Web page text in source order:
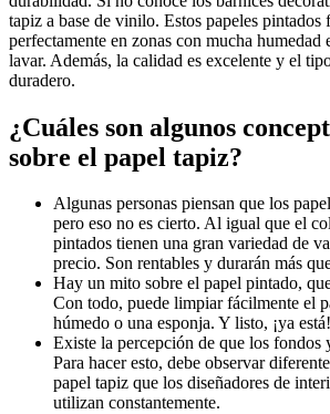
tapiz a base de vinilo. Estos papeles pintados
perfectamente en zonas con mucha humedad
lavar. Además, la calidad es excelente y el
duradero.
¿Cuáles son algunos
sobre el papel tapiz?
Algunas personas piensan que los
pero eso no es cierto. Al igual que el
pintados tienen una gran variedad de
precio. Son rentables y durarán más
Hay un mito sobre el papel pintado,
Con todo, puede limpiar fácilmente el
húmedo o una esponja. Y listo, ¡ya está!
Existe la percepción de que los fondos
Para hacer esto, debe observar
papel tapiz que los diseñadores de
utilizan constantemente.